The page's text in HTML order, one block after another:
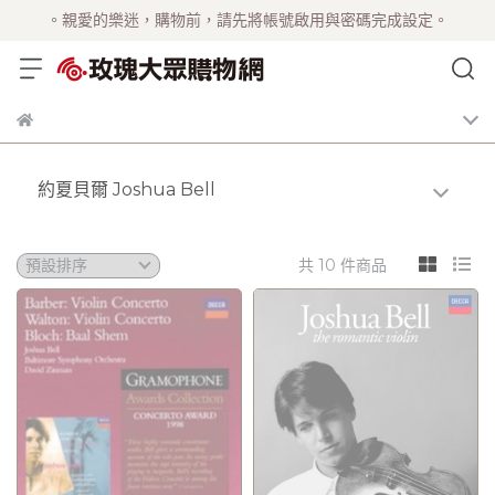
。親愛的樂迷，購物前，請先將帳號啟用與密碼完成設定。
約夏貝爾 Joshua Bell
共 10 件商品